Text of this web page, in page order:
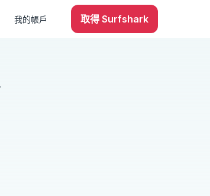
我的帳戶 取得 Surfshark